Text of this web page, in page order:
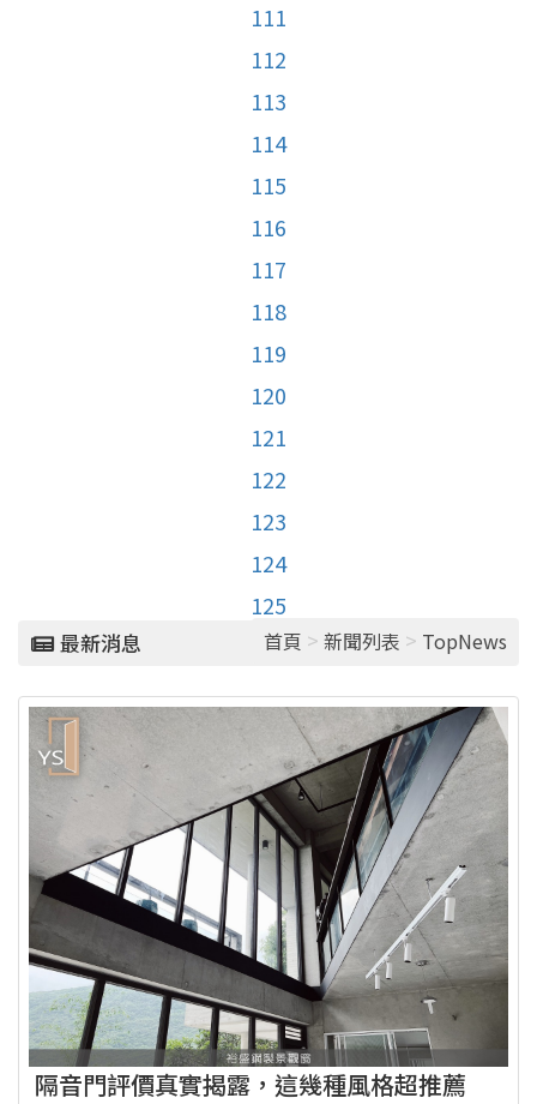
111
112
113
114
115
116
117
118
119
120
121
122
123
124
125
最新消息 首頁 > 新聞列表 > TopNews
隔音門評價真實揭露，這幾種風格超推薦